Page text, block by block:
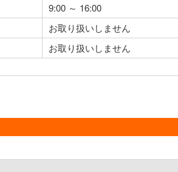
9:00 ～ 16:00
お取り扱いしません
お取り扱いしません